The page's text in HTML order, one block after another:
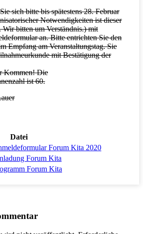
sich bitte bis spätestens 28. Februar
Notwendigkeiten ist dieser
Wir bitten um Verständnis.) mit
an. Bitte entrichten Sie den
Empfang am Veranstaltungstag. Sie
mit Bestätigung der
Kommen! Die
ist 60.
Datei
Forum Kita 2020
Forum Kita
Forum Kita